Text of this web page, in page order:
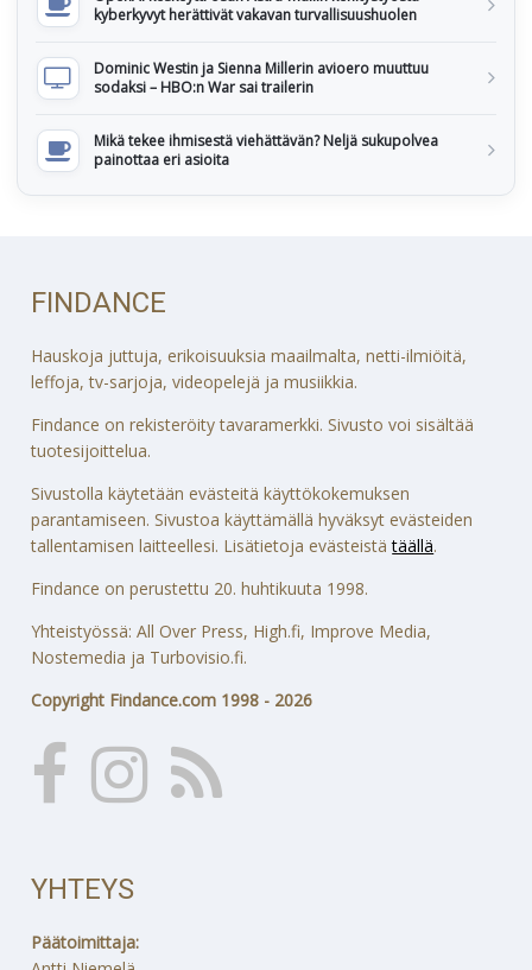
kyberkyvyt herättivät vakavan turvallisuushuolen
Dominic Westin ja Sienna Millerin avioero muuttuu
sodaksi – HBO:n War sai trailerin
Mikä tekee ihmisestä viehättävän? Neljä sukupolvea
painottaa eri asioita
FINDANCE
Hauskoja juttuja, erikoisuuksia maailmalta, netti-ilmiöitä,
leffoja, tv-sarjoja, videopelejä ja musiikkia.
Findance on rekisteröity tavaramerkki. Sivusto voi sisältää
tuotesijoittelua.
Sivustolla käytetään evästeitä käyttökokemuksen
parantamiseen. Sivustoa käyttämällä hyväksyt evästeiden
tallentamisen laitteellesi. Lisätietoja evästeistätäällä.
Findance on perustettu 20. huhtikuuta 1998.
Yhteistyössä: All Over Press, High.fi, Improve Media,
Nostemedia ja Turbovisio.fi.
Copyright Findance.com 1998 - 2026
YHTEYS
Päätoimittaja: